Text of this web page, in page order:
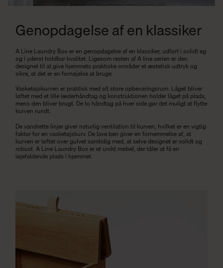
Genopdagelse af en klassiker
A Line Laundry Box er en genopdagelse af en klassiker, udført i solidt eg
og i yderst holdbar kvalitet. Ligesom resten af A line serien er den
designet til at give hjemmets praktiske områder et æstetisk udtryk og
sikre, at det er en fornøjelse at bruge.
Vasketøjskurven er praktisk med sit store opbevaringsrum. Låget bliver
løftet med et lille læderhåndtag og konstruktionen holder låget på plads,
mens den bliver brugt. De to håndtag på hver side gør det muligt at flytte
kurven rundt.
De vandrette linjer giver naturlig ventilation til kurven, hvilket er en vigtig
faktor for en vasketøjskurv. De lave ben giver en fornemmelse af, at
kurven er løftet over gulvet samtidig med, at selve designet er solidt og
robust. A Line Laundry Box er et unikt møbel, der tåler at få en
iøjefaldende plads i hjemmet.